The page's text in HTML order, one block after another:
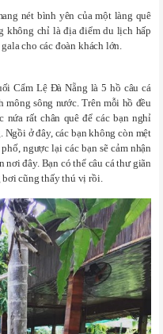
nét bình yên của một làng quê
không chỉ là địa điểm du lịch hấp
cho các đoàn khách lớn.
Cẩm Lệ Đà Nẵng là 5 hồ câu cá
sông nước. Trên mỗi hồ đều
nứa rất chân quê để các bạn nghỉ
ở đây, các bạn không còn mệt
ngược lại các bạn sẽ cảm nhận
đây. Bạn có thể câu cá thư giãn
bơi cũng thấy thú vị rồi.